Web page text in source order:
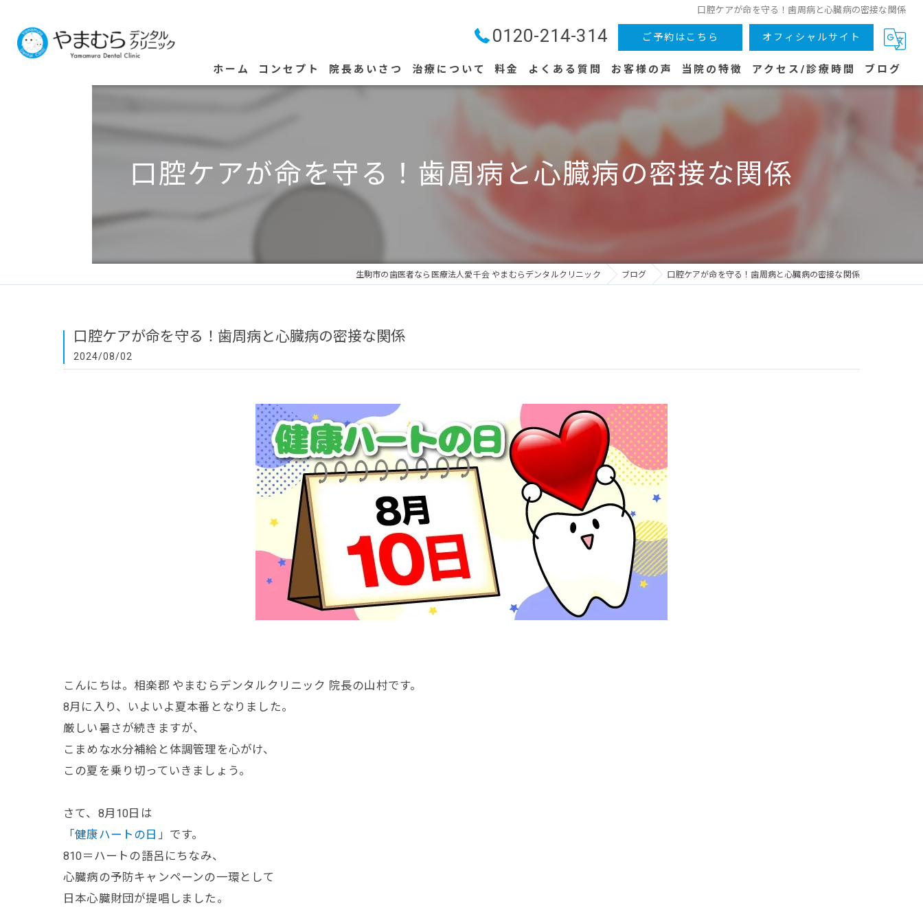
口腔ケアが命を守る！歯周病と心臓病の密接な関係
0120-214-314 ご予約はこちら オフィシャルサイト
ホーム コンセプト 院長あいさつ 治療について 料金 よくある質問 お客様の声 当院の特徴
虫歯
子供
アクセス/診療時間 ブログ
口腔ケアが命を守る！歯周病と心臓病の密接な関係
生駒市の歯医者なら医療法人愛千会 やまむらデンタルクリニック ブログ 口腔ケアが命を守る！歯周病と心臓病の密接な関係
口腔ケアが命を守る！歯周病と心臓病の密接な関係
2024/08/02
こんにちは。相楽郡 やまむらデンタルクリニック 院長の山村です。
8月に入り、いよいよ夏本番となりました。
厳しい暑さが続きますが、
こまめな水分補給と体調管理を心がけ、
この夏を乗り切っていきましょう。
さて、8月10日は
「健康ハートの日」 です。
810＝ハートの語呂にちなみ、
心臓病の予防キャンペーンの一環として
日本心臓財団が提唱しました。